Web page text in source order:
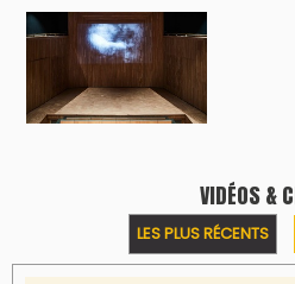
dernier
Reportages
Nizar Baraka préside à
l’équité territoriale